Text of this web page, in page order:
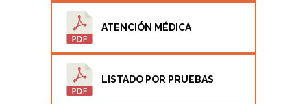
ATENCIÓN MÉDICA
LISTADO POR PRUEBAS